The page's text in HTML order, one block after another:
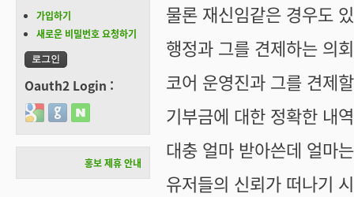
물론 재신임같은 경우도
행정과 그를 견제하는 의
코어 운영진과 그를 견제
기부금에 대한 정확한 내
대충 얼마 받아쓴데 얼마
유저들의 신뢰가 떠나기
가입하기
새로운 비밀번호 요청하기
Oauth2 Login :
Login with Google
Login with GitHub
Login with Naver
홍보 제휴 안내